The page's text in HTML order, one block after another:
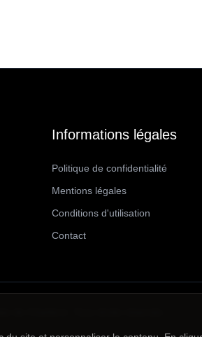
Informations légales
Politique de confidentialité
Mentions légales
Conditions d'utilisation
Contact